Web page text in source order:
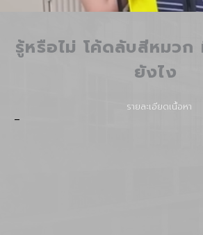
รู้หรือไม่ โค้ดลับสีหมวก
ยังไง
รายละเอียดเนื้อหา
–